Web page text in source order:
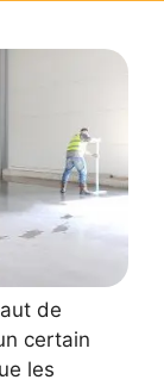
de
certain
les